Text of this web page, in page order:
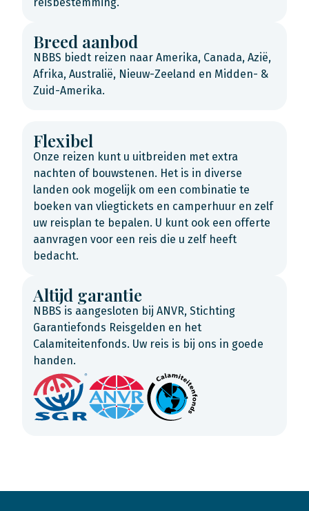
Breed aanbod
NBBS biedt reizen naar Amerika, Canada, Azië,
Afrika, Australië, Nieuw-Zeeland en Midden- &
Zuid-Amerika.
Flexibel
Onze reizen kunt u uitbreiden met extra
nachten of bouwstenen. Het is in diverse
landen ook mogelijk om een combinatie te
boeken van vliegtickets en camperhuur en zelf
uw reisplan te bepalen. U kunt ook een offerte
aanvragen voor een reis die u zelf heeft
bedacht.
Altijd garantie
NBBS is aangesloten bij ANVR, Stichting
Garantiefonds Reisgelden en het
Calamiteitenfonds. Uw reis is bij ons in goede
handen.